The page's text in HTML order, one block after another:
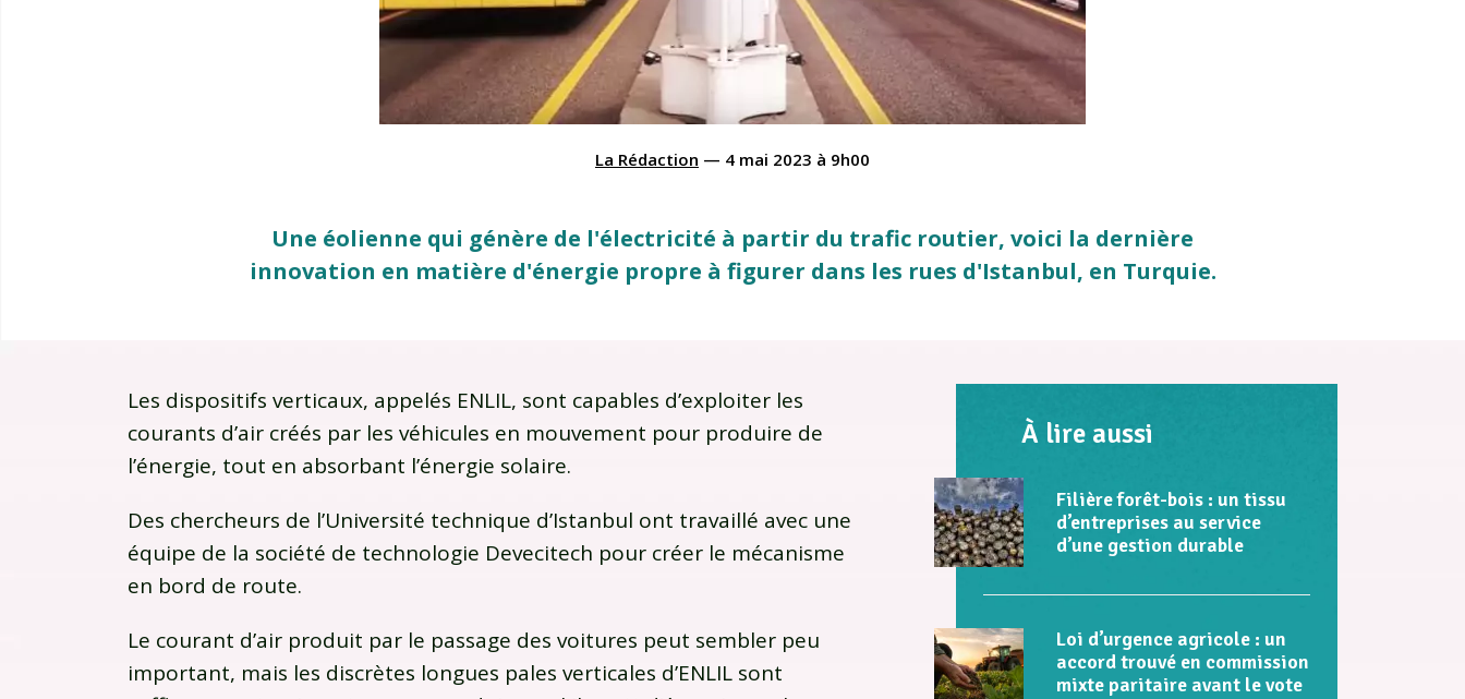
La Rédaction — 4 mai 2023 à 9h00
Une éolienne qui génère de l'électricité à partir du trafic routier, voici la dernière
innovation en matière d'énergie propre à figurer dans les rues d'Istanbul, en Turquie.
Les dispositifs verticaux, appelés ENLIL, sont capables d’exploiter les
courants d’air créés par les véhicules en mouvement pour produire de
l’énergie, tout en absorbant l’énergie solaire.
Des chercheurs de l’Université technique d’Istanbul ont travaillé avec une
équipe de la société de technologie Devecitech pour créer le mécanisme
en bord de route.
Le courant d’air produit par le passage des voitures peut sembler peu
important, mais les discrètes longues pales verticales d’ENLIL sont
À lire aussi
Filière forêt-bois : un tissu
d’entreprises au service
d’une gestion durable
Loi d’urgence agricole : un
accord trouvé en commission
mixte paritaire avant le vote